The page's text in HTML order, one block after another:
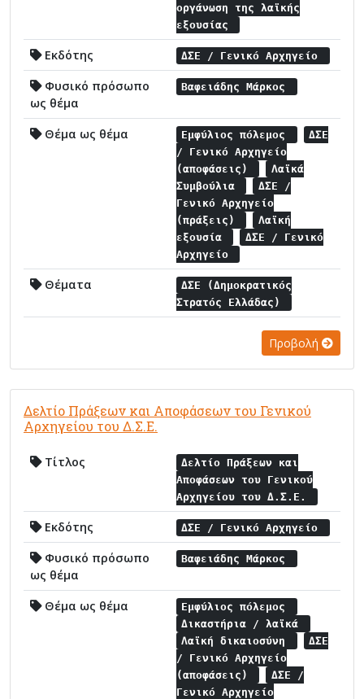
οργάνωση της λαϊκής
εξουσίας
Εκδότης ΔΣΕ / Γενικό Αρχηγείο
Φυσικό πρόσωπο
ως θέμα
Βαφειάδης Μάρκος
Θέμα ως θέμα Εμφύλιος πόλεμος
ΔΣΕ
/ Γενικό Αρχηγείο
(αποφάσεις)
Λαϊκά
Συμβούλια
ΔΣΕ /
Γενικό Αρχηγείο
(πράξεις)
Λαϊκή
εξουσία
ΔΣΕ / Γενικό
Αρχηγείο
Θέματα
ΔΣΕ (Δημοκρατικός
Στρατός Ελλάδας)
Προβολή
Δελτίο Πράξεων και Αποφάσεων του Γενικού
Αρχηγείου του Δ.Σ.Ε.
Τίτλος
Δελτίο Πράξεων και
Αποφάσεων του Γενικού
Αρχηγείου του Δ.Σ.Ε.
Εκδότης ΔΣΕ / Γενικό Αρχηγείο
Φυσικό πρόσωπο
ως θέμα
Βαφειάδης Μάρκος
Θέμα ως θέμα
Εμφύλιος πόλεμος
Δικαστήρια / λαϊκά
Λαϊκή δικαιοσύνη
ΔΣΕ
/ Γενικό Αρχηγείο
(αποφάσεις)
ΔΣΕ /
Γενικό Αρχηγείο